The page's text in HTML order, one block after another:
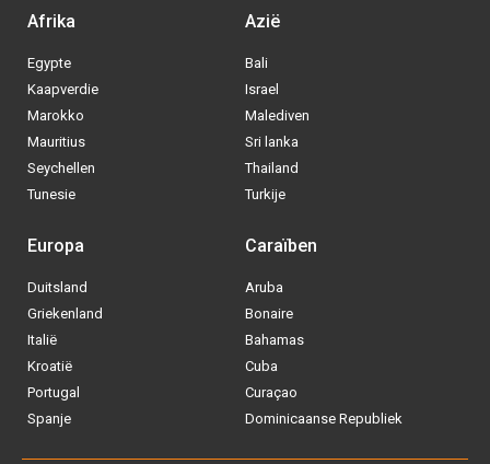
Afrika
Egypte
Kaapverdie
Marokko
Mauritius
Seychellen
Tunesie
Azië
Bali
Israel
Malediven
Sri lanka
Thailand
Turkije
Europa
Duitsland
Griekenland
Italië
Kroatië
Portugal
Spanje
Caraïben
Aruba
Bonaire
Bahamas
Cuba
Curaçao
Dominicaanse Republiek
Vakantiediscounter